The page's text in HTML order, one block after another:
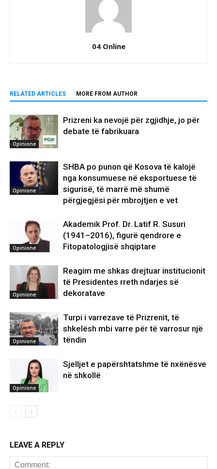
04 Online
RELATED ARTICLES MORE FROM AUTHOR
Opinione
Prizreni ka nevojë për zgjidhje, jo për
debate të fabrikuara
Opinione
SHBA po punon që Kosova të kalojë
nga konsumuese në eksportuese të
sigurisë, të marrë më shumë
përgjegjësi për mbrojtjen e vet
Opinione
Akademik Prof. Dr. Latif R. Susuri
(1941–2016), figurë qendrore e
Fitopatologjisë shqiptare
Opinione
Reagim me shkas drejtuar institucionit
të Presidentes rreth ndarjes së
dekoratave
Opinione
Turpi i varrezave të Prizrenit, të
shkelësh mbi varre për të varrosur një
tëndin
Opinione
Sjelljet e papërshtatshme të nxënësve
në shkollë
LEAVE A REPLY